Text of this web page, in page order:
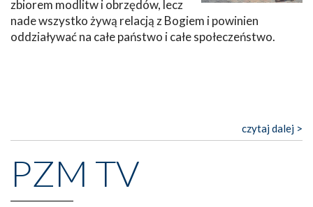
zbiorem modlitw i obrzędów, lecz
nade wszystko żywą relacją z Bogiem i powinien
oddziaływać na całe państwo i całe społeczeństwo.
czytaj dalej >
PZM TV